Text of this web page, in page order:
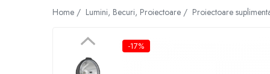
Home / Lumini, Becuri, Proiectoare / Proiectoare
-17%